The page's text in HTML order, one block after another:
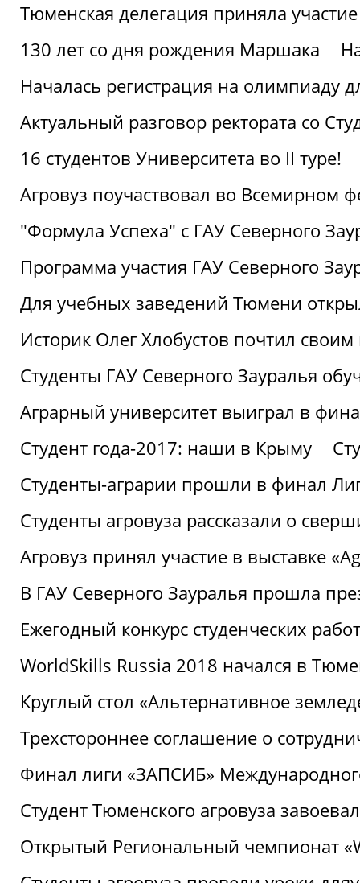
Тюменская делегация приняла
130 лет со дня рождения Маршака
Началась регистрация на олимпиаду
Актуальный разговор ректората со
16 студентов Университета во II туре!
Агровуз поучаствовал во Всемирном
"Формула Успеха" с ГАУ Северного
Программа участия ГАУ Северного
Для учебных заведений Тюмени
Историк Олег Хлобустов почтил
Студенты ГАУ Северного Зауралья
Аграрный университет выиграл в
Студент года-2017: наши в Крыму
Студенты-аграрии прошли в финал
Студенты агровуза рассказали о
Агровуз принял участие в выставке
В ГАУ Северного Зауралья прошла
Ежегодный конкурс студенческих
WorldSkills Russia 2018 начался в
Круглый стол «Альтернативное
Трехстороннее соглашение о
Финал лиги «ЗАПСИБ»
Студент Тюменского агровуза
Открытый Региональный чемпионат